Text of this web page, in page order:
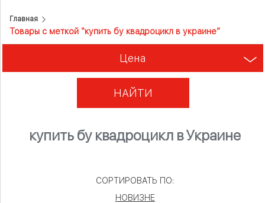
Главная
Товары с меткой “купить бу квадроцикл в украине”
Цена
НАЙТИ
купить бу квадроцикл в Украине
СОРТИРОВАТЬ ПО:
НОВИЗНЕ